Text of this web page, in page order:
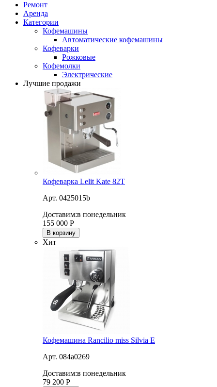
Ремонт
Аренда
Категории
Кофемашины
Автоматические кофемашины
Кофеварки
Рожковые
Кофемолки
Электрические
Лучшие продажи
Кофеварка Lelit Kate 82T
Арт. 0425015b
Доставим:в понедельник
155 000 Р
В корзину
Хит
Кофемашина Rancilio miss Silvia E
Арт. 084a0269
Доставим:в понедельник
79 200 Р